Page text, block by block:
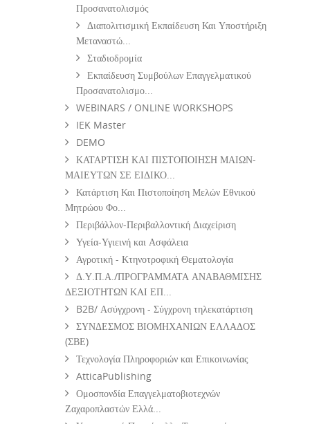
Προσανατολισμός
Διαπολιτισμική Εκπαίδευση Και Υποστήριξη
Μεταναστώ...
Σταδιοδρομία
Εκπαίδευση Συμβούλων Επαγγελματικού
Προσανατολισμο...
WEBINARS / ONLINE WORKSHOPS
IEK Master
DEMO
ΚΑΤΑΡΤΙΣΗ ΚΑΙ ΠΙΣΤΟΠΟΙΗΣΗ ΜΑΙΩΝ-
ΜΑΙΕΥΤΩΝ ΣΕ ΕΙΔΙΚΟ...
Κατάρτιση Και Πιστοποίηση Μελών Εθνικού
Μητρώου Φο...
Περιβάλλον-Περιβαλλοντική Διαχείριση
Υγεία-Υγιεινή και Ασφάλεια
Αγροτική - Κτηνοτροφική Θεματολογία
Δ.Υ.Π.Α./ΠΡΟΓΡΑΜΜΑΤΑ ΑΝΑΒΑΘΜΙΣΗΣ
ΔΕΞΙΟΤΗΤΩΝ ΚΑΙ ΕΠ...
B2B/ Ασύγχρονη - Σύγχρονη τηλεκατάρτιση
ΣΥΝΔΕΣΜΟΣ ΒΙΟΜΗΧΑΝΙΩΝ ΕΛΛΑΔΟΣ
(ΣΒΕ)
Τεχνολογία Πληροφοριών και Επικοινωνίας
AtticaPublishing
Ομοσπονδία Επαγγελματοβιοτεχνών
Ζαχαροπλαστών Ελλά...